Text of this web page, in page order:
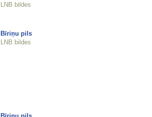
LNB bildes
Bīriņu pils
LNB bildes